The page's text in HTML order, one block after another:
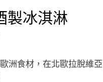
製冰淇淋
洲食材，在北歐拉脫維